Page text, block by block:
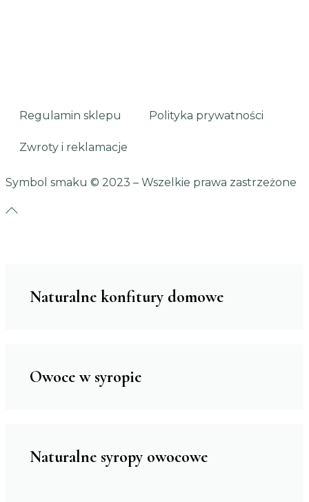
Symbol smaku © 2023 – Wszelkie prawa zastrzeżone
Regulamin sklepu Polityka prywatności
Zwroty i reklamacje
Naturalne konfitury domowe
Owoce w syropie
Naturalne syropy owocowe